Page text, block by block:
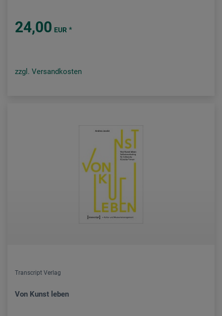
24,00 EUR *
zzgl. Versandkosten
Transcript Verlag
Von Kunst leben